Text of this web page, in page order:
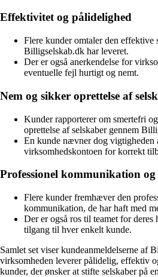
Effektivitet og pålidelighed
Flere kunder omtaler den
Billigselskab.dk har leveret.
Der er også anerkendelse for
eventuelle fejl hurtigt og nemt.
Nem og sikker oprettelse af
Kunder rapporterer om smertefri
oprettelse af selskaber gennem
En kunde nævner dog vigtigheden
virksomhedskontoen for korrekt
Professionel kommunikation og
Flere kunder fremhæver den
kommunikation, de har haft med
Der er også ros til teamet for
tilgang til hver enkelt kunde.
Samlet set viser kundeanmeldelserne af
virksomheden leverer pålidelig, effektiv
kunder, der ønsker at stifte selskaber på